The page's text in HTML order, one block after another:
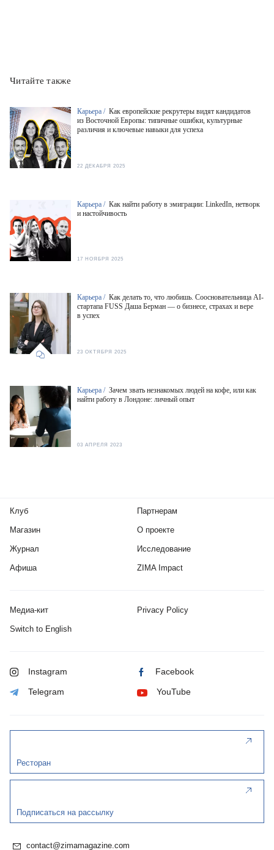
Читайте также
Карьера / Как европейские рекрутеры видят кандидатов
из Восточной Европы: типичные ошибки, культурные
различия и ключевые навыки для успеха
22 ДЕКАБРЯ 2025
Карьера / Как найти работу в эмиграции: LinkedIn, нетворк
и настойчивость
17 НОЯБРЯ 2025
Карьера / Как делать то, что любишь. Соосновательница AI-
стартапа FUSS Даша Берман — о бизнесе, страхах и вере
в успех
23 ОКТЯБРЯ 2025
Карьера / Зачем звать незнакомых людей на кофе, или как
найти работу в Лондоне: личный опыт
03 АПРЕЛЯ 2023
Клуб
Магазин
Журнал
Афиша
Партнерам
О проекте
Исследование
ZIMA Impact
Медиа-кит Privacy Policy
Switch to English
Instagram Facebook
Telegram YouTube
Ресторан
Подписаться на рассылку
contact@zimamagazine.com